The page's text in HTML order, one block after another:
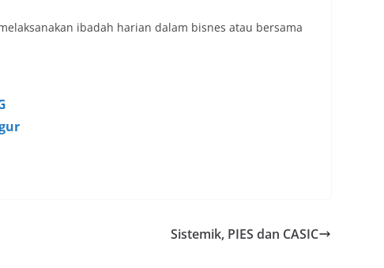
ibadah harian dalam bisnes atau bersama
Sistemik, PIES dan CASIC